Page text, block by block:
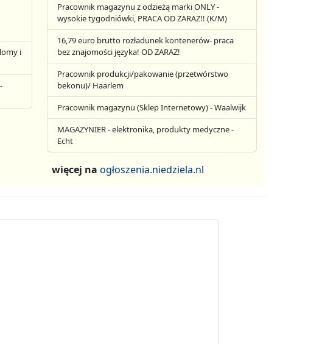
i
Pracownik magazynu z odzieżą marki ONLY -
wysokie tygodniówki, PRACA OD ZARAZ!! (K/M)
16,79 euro brutto rozładunek kontenerów- praca
bez znajomości języka! OD ZARAZ!
Pracownik produkcji/pakowanie (przetwórstwo
bekonu)/ Haarlem
Pracownik magazynu (Sklep Internetowy) - Waalwijk
MAGAZYNIER - elektronika, produkty medyczne -
Echt
więcej na ogłoszenia.niedziela.nl